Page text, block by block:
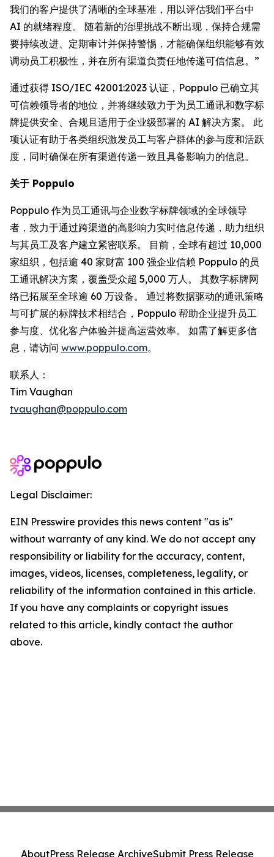
我们的客户提供了清晰的全球基准，用以评估我们平台中
AI 的就绪程度。 随着新的治理挑战不断出现，保持合规需
要持续改进、定期审计并保持警惕，才能确保组织能够有效
调动员工积极性，并在所有渠道负责任地传递可信信息。”
通过获得 ISO/IEC 42001:2023 认证，Poppulo 已确立其
可信赖领导者的地位，并将继续致力于为员工通讯和数字标
牌提供安全、合规且适用于企业级部署的 AI 解决方案。 此
项认证有助于各类组织激发员工与客户群体的参与度和活跃
度，同时确保在所有渠道传递一致且具备影响力的信息。
关于 Poppulo
Poppulo 作为员工通讯与企业数字标牌领域的全球领导
者，致力于通过跨渠道的高影响力实时信息传递，助力组织
与其员工及客户建立紧密联系。 目前，全球有超过 10,000
家组织，包括逾 40 家财富 100 强企业信赖 Poppulo 的员
工通讯解决方案，覆盖受众超 5,000 万人。 其数字标牌网
络已拓展至全球逾 60 万设备。 通过将数据驱动的通讯策略
与可扩展的标牌技术相结合，Poppulo 帮助企业提升员工
参与度、优化客户体验并提高运营效率。 如需了解更多信
息，请访问 www.poppulo.com。
联系人：
Tim Vaughan
tvaughan@poppulo.com
Legal Disclaimer:
EIN Presswire provides this news content "as is"
without warranty of any kind. We do not accept any
responsibility or liability for the accuracy, content,
images, videos, licenses, completeness, legality, or
reliability of the information contained in this article.
If you have any complaints or copyright issues
related to this article, kindly contact the author
above.
AboutPress Release ArchiveSubmit Press Release